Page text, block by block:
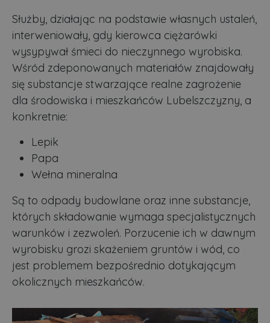
Służby, działając na podstawie własnych ustaleń,
interweniowały, gdy kierowca ciężarówki
wysypywał śmieci do nieczynnego wyrobiska.
Wśród zdeponowanych materiałów znajdowały
się substancje stwarzające realne zagrożenie
dla środowiska i mieszkańców Lubelszczyzny, a
konkretnie:
Lepik
Papa
Wełna mineralna
Są to odpady budowlane oraz inne substancje,
których składowanie wymaga specjalistycznych
warunków i zezwoleń. Porzucenie ich w dawnym
wyrobisku grozi skażeniem gruntów i wód, co
jest problemem bezpośrednio dotykającym
okolicznych mieszkańców.